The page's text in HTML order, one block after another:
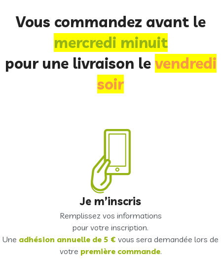
Vous commandez avant le
mercredi minuit
pour une livraison le vendredi
soir
Je m’inscris
Remplissez vos informations
pour votre inscription.
Une adhésion annuelle de 5 € vous sera demandée lors de
votre première commande.